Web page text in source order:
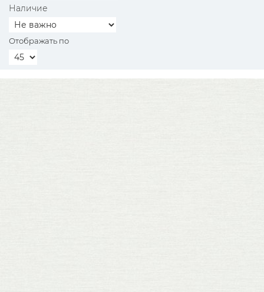
Наличие
Отображать по